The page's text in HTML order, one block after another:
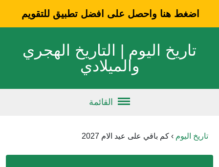
تاريخ اليوم | التاريخ الهجري
والميلادي
القائمة
تاريخ اليوم › كم باقي على عيد الام 2027
اضغط هنا واحصل على افضل تطبيق للتقويم